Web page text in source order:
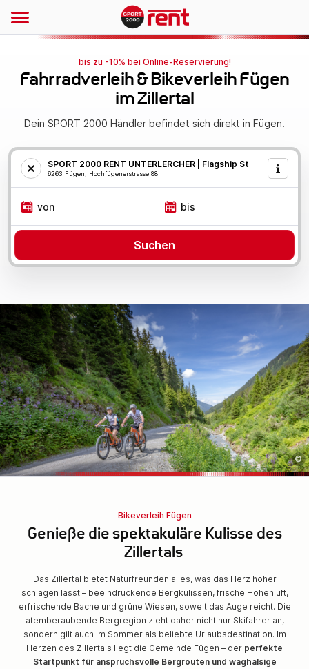
©
bis zu -10% bei Online-Reservierung!
Fahrradverleih & Bikeverleih Fügen
im Zillertal
Dein SPORT 2000 Händler befindet sich direkt in Fügen.
SPORT 2000 RENT UNTERLERCHER | Flagship Store Fügen
6263 Fügen, Hochfügenerstrasse 88
von bis
Bikeverleih Fügen
Genieße die spektakuläre Kulisse des
Zillertals
Das Zillertal bietet Naturfreunden alles, was das Herz höher
schlagen lässt – beeindruckende Bergkulissen, frische Höhenluft,
erfrischende Bäche und grüne Wiesen, soweit das Auge reicht. Die
atemberaubende Bergregion zieht daher nicht nur Skifahrer an,
sondern gilt auch im Sommer als beliebte Urlaubsdestination. Im
Herzen des Zillertals liegt die Gemeinde Fügen – der perfekte
Startpunkt für anspruchsvolle Bergrouten und waghalsige